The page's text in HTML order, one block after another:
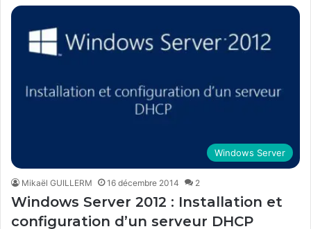
Windows Server
Mikaël GUILLERM 16 décembre 2014 2
Windows Server 2012 : Installation et
configuration d’un serveur DHCP